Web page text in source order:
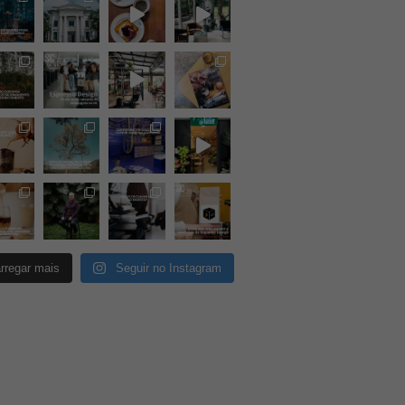
mais Seguir no Instagram